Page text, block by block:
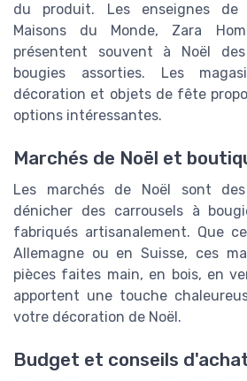
du produit. Les enseignes de
Maisons du Monde, Zara
présentent souvent à Noël
bougies assorties. Les
décoration et objets de fête
options intéressantes.
Marchés de Noël et
Les marchés de Noël sont
dénicher des carrousels à
fabriqués artisanalement. Que
Allemagne ou en Suisse, ces
pièces faites main, en bois, en
apportent une touche
votre décoration de Noël.
Budget et conseils